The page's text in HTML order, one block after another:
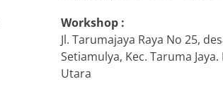
Workshop :
Jl. Tarumajaya Raya No 25,
Setiamulya, Kec. Taruma Jaya.
Utara